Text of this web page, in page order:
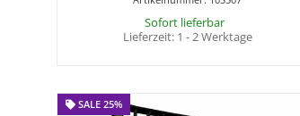
Sofort lieferbar
Lieferzeit: 1 - 2 Werktage
SALE 25%
SALE 25%